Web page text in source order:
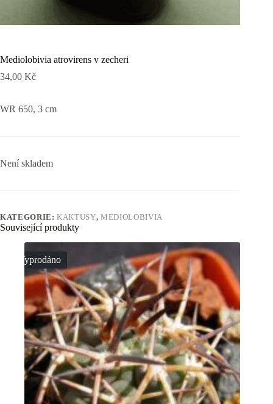
Mediolobivia atrovirens v zecheri
34,00 Kč
WR 650, 3 cm
Není skladem
KATEGORIE:KAKTUSY,MEDIOLOBIVIA
Související produkty
Vyprodáno